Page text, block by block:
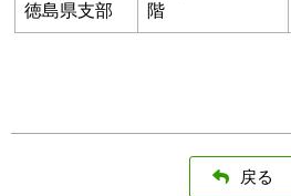
徳島県支部
階
戻る